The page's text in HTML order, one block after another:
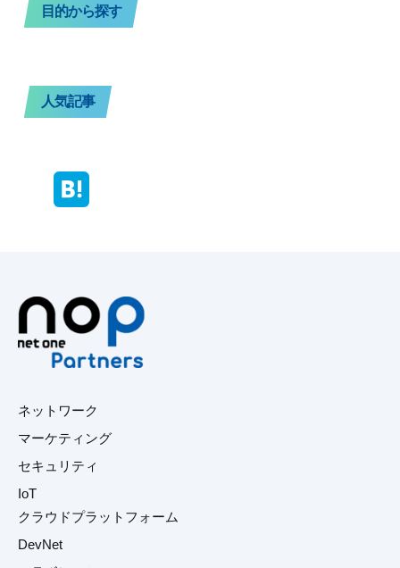
目的から探す
人気記事
ネットワーク
マーケティング
セキュリティ
IoT
クラウドプラットフォーム
DevNet